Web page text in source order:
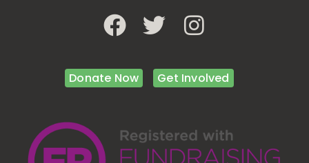
Donate Now Get Involved